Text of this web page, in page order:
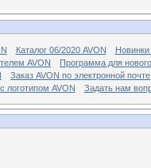
Каталог 06/2020 AVON
Новинки
AVON
Программа для
Заказ AVON по электронной почте
логотипом AVON Задать нам